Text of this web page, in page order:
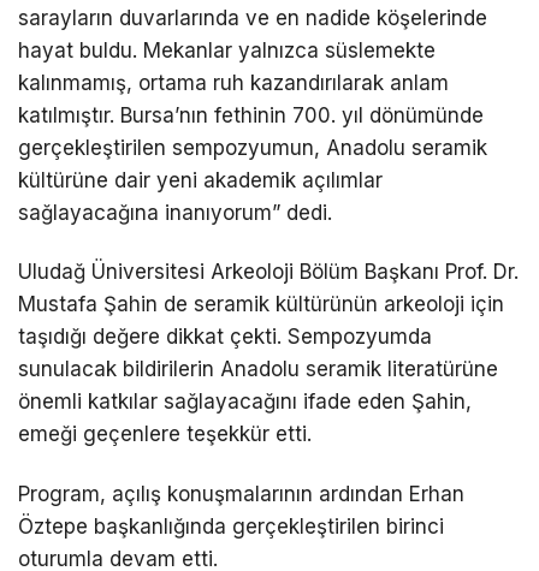
sarayların duvarlarında ve en nadide köşelerinde
hayat buldu. Mekanlar yalnızca süslemekte
kalınmamış, ortama ruh kazandırılarak anlam
katılmıştır. Bursa’nın fethinin 700. yıl dönümünde
gerçekleştirilen sempozyumun, Anadolu seramik
kültürüne dair yeni akademik açılımlar
sağlayacağına inanıyorum” dedi.
Uludağ Üniversitesi Arkeoloji Bölüm Başkanı Prof. Dr.
Mustafa Şahin de seramik kültürünün arkeoloji için
taşıdığı değere dikkat çekti. Sempozyumda
sunulacak bildirilerin Anadolu seramik literatürüne
önemli katkılar sağlayacağını ifade eden Şahin,
emeği geçenlere teşekkür etti.
Program, açılış konuşmalarının ardından Erhan
Öztepe başkanlığında gerçekleştirilen birinci
oturumla devam etti.